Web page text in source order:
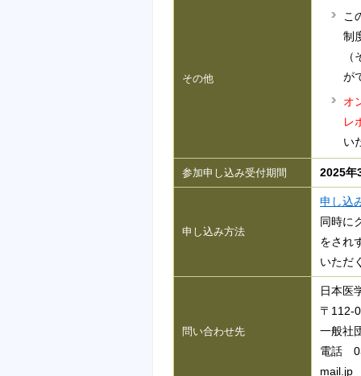
その他
こ
制
が
オ
レ
い
参加申し込み受付期間 2025年
申し込み方法
申し込
同時に
をされ
いただ
問い合わせ先
日本医
〒112-
一般社
電話
mail.jp